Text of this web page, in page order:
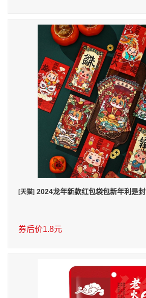
[天猫] 2024龙年新款红包袋包新年利是封
券后价1.8元